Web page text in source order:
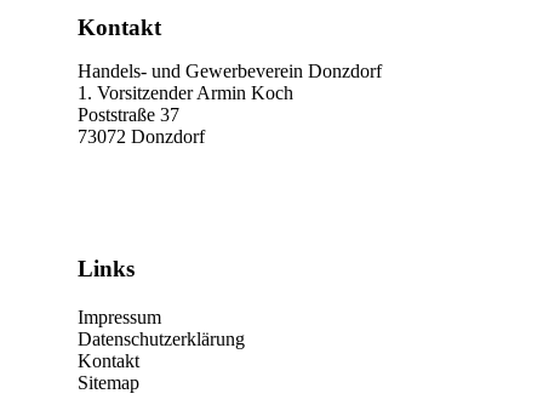
Kontakt
Handels- und Gewerbeverein Donzdorf
1. Vorsitzender Armin Koch
Poststraße 37
73072 Donzdorf
Links
Impressum
Datenschutzerklärung
Kontakt
Sitemap